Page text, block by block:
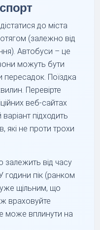
до міста
(залежно від
Автобуси – це
можуть бути
пересадок. Поїздка
Перевірте
веб-сайтах
підходить
які не проти трохи
залежить від часу
години пік (ранком
щільним, що
враховуйте
може вплинути на